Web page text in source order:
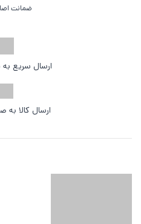
ضمانت
ارسال سریع
ارسال کالا به